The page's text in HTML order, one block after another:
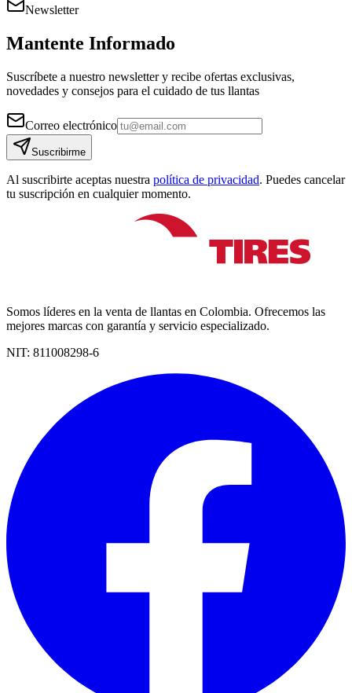
Newsletter
Mantente Informado
Suscríbete a nuestro newsletter y recibe ofertas exclusivas,
novedades y consejos para el cuidado de tus llantas
Correo electrónico
Suscribirme
Al suscribirte aceptas nuestra política de privacidad. Puedes cancelar
tu suscripción en cualquier momento.
Somos líderes en la venta de llantas en Colombia. Ofrecemos las
mejores marcas con garantía y servicio especializado.
NIT: 811008298-6